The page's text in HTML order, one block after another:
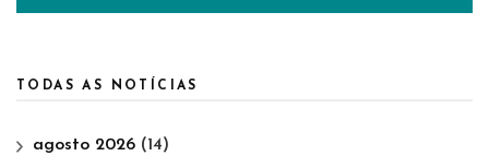
TODAS AS NOTÍCIAS
agosto 2026 (14)